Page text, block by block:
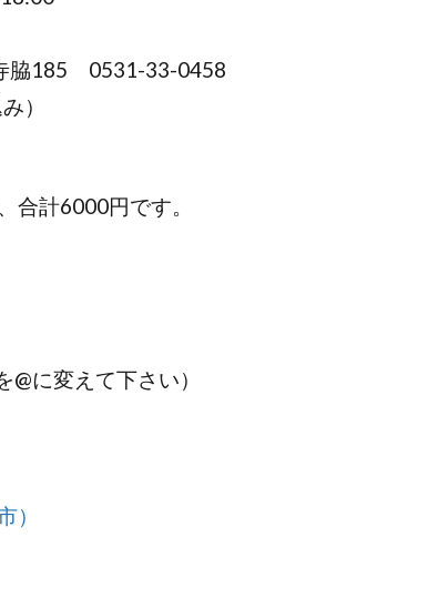
脇185 0531-33-0458
）
合計6000円です。
に変えて下さい）
）